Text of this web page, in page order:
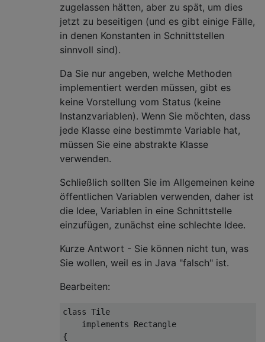
zugelassen hätten, aber zu spät, um dies
jetzt zu beseitigen (und es gibt einige Fälle,
in denen Konstanten in Schnittstellen
sinnvoll sind).
Da Sie nur angeben, welche Methoden
implementiert werden müssen, gibt es
keine Vorstellung vom Status (keine
Instanzvariablen). Wenn Sie möchten, dass
jede Klasse eine bestimmte Variable hat,
müssen Sie eine abstrakte Klasse
verwenden.
Schließlich sollten Sie im Allgemeinen keine
öffentlichen Variablen verwenden, daher ist
die Idee, Variablen in eine Schnittstelle
einzufügen, zunächst eine schlechte Idee.
Kurze Antwort - Sie können nicht tun, was
Sie wollen, weil es in Java "falsch" ist.
Bearbeiten:
class Tile
implements
Rectangle
{